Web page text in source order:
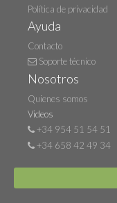
Política de privacidad
Ayuda
Contacto
Soporte técnico
Nosotros
Quienes somos
Videos
+34 954 51 54 51
+34 658 42 49 34